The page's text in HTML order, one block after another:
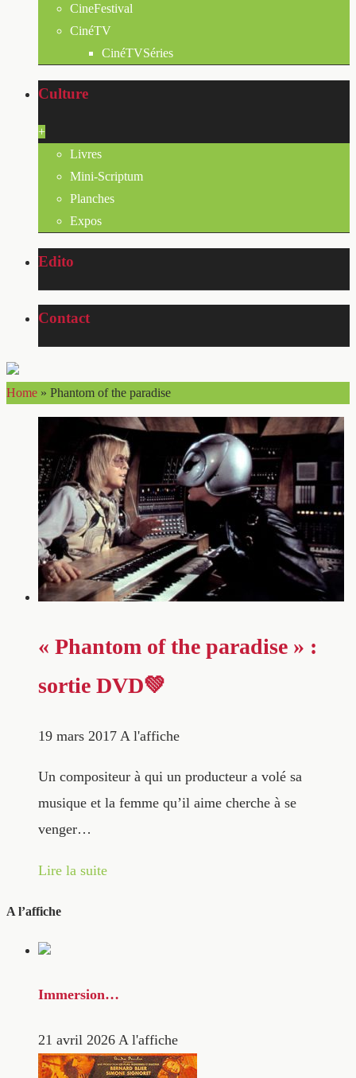
CineFestival
CinéTV
CinéTVSéries
Culture
+
Livres
Mini-Scriptum
Planches
Expos
Edito
Contact
Home » Phantom of the paradise
« Phantom of the paradise » :
sortie DVD💚
19 mars 2017 A l'affiche
Un compositeur à qui un producteur a volé sa
musique et la femme qu’il aime cherche à se
venger…
Lire la suite
A l’affiche
Immersion…
21 avril 2026 A l'affiche